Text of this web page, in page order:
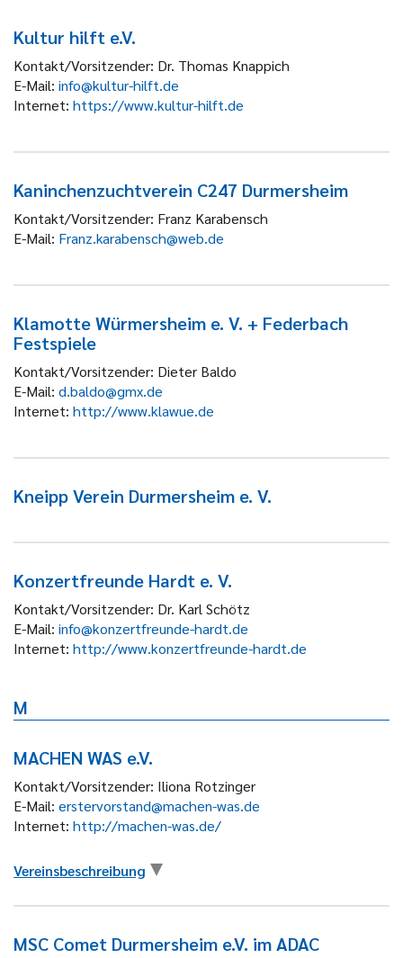
Kultur hilft e.V.
Kontakt/Vorsitzender: Dr. Thomas Knappich
E-Mail: info@kultur-hilft.de
Internet: https://www.kultur-hilft.de
Kaninchenzuchtverein C247 Durmersheim
Kontakt/Vorsitzender: Franz Karabensch
E-Mail: Franz.karabensch@web.de
Klamotte Würmersheim e. V. + Federbach
Festspiele
Kontakt/Vorsitzender: Dieter Baldo
E-Mail: d.baldo@gmx.de
Internet: http://www.klawue.de
Kneipp Verein Durmersheim e. V.
Konzertfreunde Hardt e. V.
Kontakt/Vorsitzender: Dr. Karl Schötz
E-Mail: info@konzertfreunde-hardt.de
Internet: http://www.konzertfreunde-hardt.de
M
MACHEN WAS e.V.
Kontakt/Vorsitzender: Iliona Rotzinger
E-Mail: erstervorstand@machen-was.de
Internet: http://machen-was.de/
Vereinsbeschreibung
MSC Comet Durmersheim e.V. im ADAC